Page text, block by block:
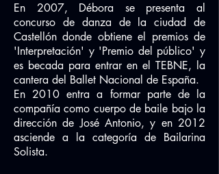
En 2007, Débora se presenta al
concurso de danza de la ciudad de
Castellón donde obtiene el premios de
'Interpretación' y 'Premio del público' y
es becada para entrar en el TEBNE, la
cantera del Ballet Nacional de España.
En 2010 entra a formar parte de la
compañía como cuerpo de baile bajo la
dirección de José Antonio, y en 2012
asciende a la categoría de Bailarina
Solista.